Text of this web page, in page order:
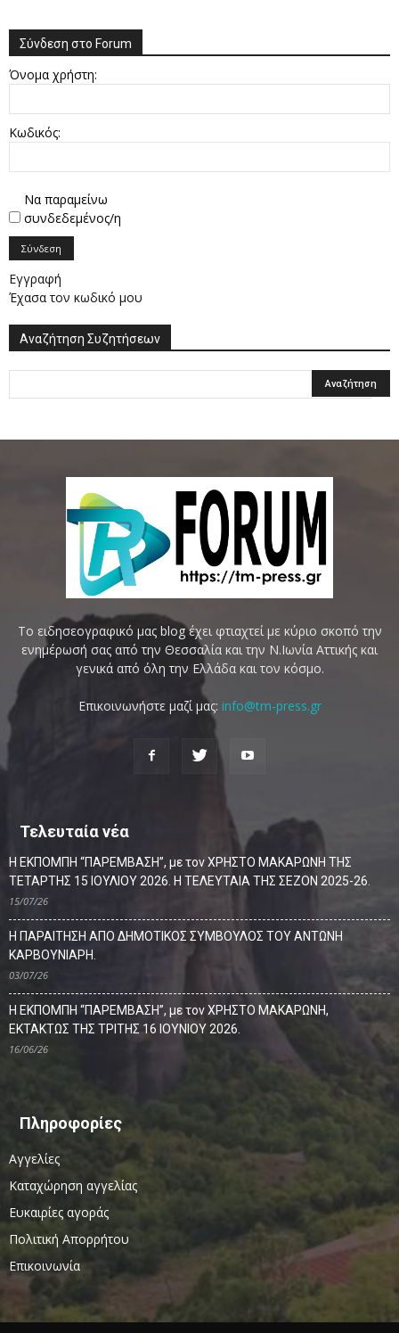
Σύνδεση στο Forum
Όνομα χρήστη:
Κωδικός:
Να παραμείνω
συνδεδεμένος/η
Σύνδεση
Εγγραφή
Έχασα τον κωδικό μου
Αναζήτηση Συζητήσεων
Το ειδησεογραφικό μας blog έχει φτιαχτεί με κύριο σκοπό την
ενημέρωσή σας από την Θεσσαλία και την Ν.Ιωνία Αττικής και
γενικά από όλη την Ελλάδα και τον κόσμο.
Επικοινωνήστε μαζί μας: info@tm-press.gr
Τελευταία νέα
Η ΕΚΠΟΜΠΗ “ΠΑΡΕΜΒΑΣΗ”, με τον ΧΡΗΣΤΟ ΜΑΚΑΡΩΝΗ ΤΗΣ
ΤΕΤΑΡΤΗΣ 15 ΙΟΥΛΙΟΥ 2026. Η ΤΕΛΕΥΤΑΙΑ ΤΗΣ ΣΕΖΟΝ 2025-26.
15/07/26
Η ΠΑΡΑΙΤΗΣΗ ΑΠΟ ΔΗΜΟΤΙΚΟΣ ΣΥΜΒΟΥΛΟΣ ΤΟΥ ΑΝΤΩΝΗ
ΚΑΡΒΟΥΝΙΑΡΗ.
03/07/26
Η ΕΚΠΟΜΠΗ “ΠΑΡΕΜΒΑΣΗ”, με τον ΧΡΗΣΤΟ ΜΑΚΑΡΩΝΗ,
ΕΚΤΑΚΤΩΣ ΤΗΣ ΤΡΙΤΗΣ 16 ΙΟΥΝΙΟΥ 2026.
16/06/26
Πληροφορίες
Αγγελίες
Καταχώρηση αγγελίας
Ευκαιρίες αγοράς
Πολιτική Απορρήτου
Επικοινωνία